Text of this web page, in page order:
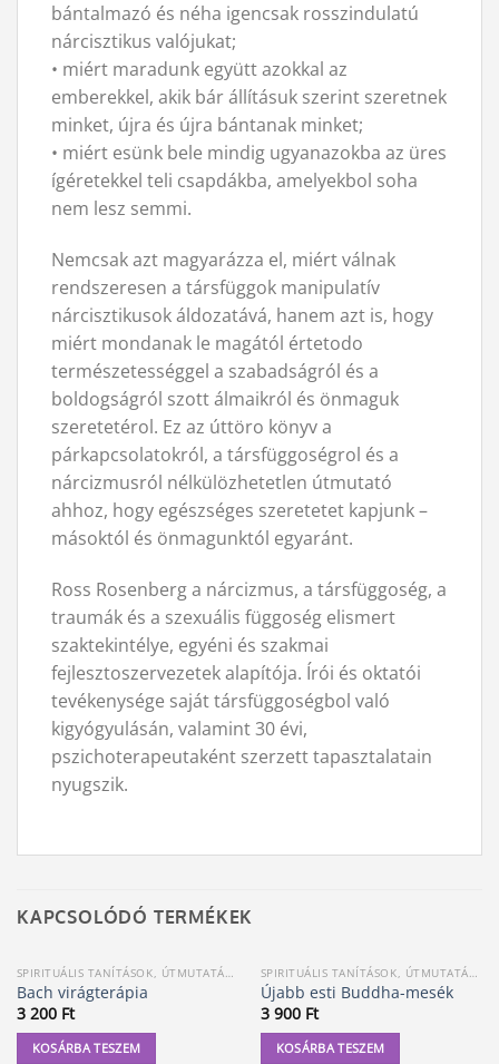
bántalmazó és néha igencsak rosszindulatú
nárcisztikus valójukat;
• miért maradunk együtt azokkal az
emberekkel, akik bár állításuk szerint szeretnek
minket, újra és újra bántanak minket;
• miért esünk bele mindig ugyanazokba az üres
ígéretekkel teli csapdákba, amelyekbol soha
nem lesz semmi.
Nemcsak azt magyarázza el, miért válnak
rendszeresen a társfüggok manipulatív
nárcisztikusok áldozatává, hanem azt is, hogy
miért mondanak le magától értetodo
természetességgel a szabadságról és a
boldogságról szott álmaikról és önmaguk
szeretetérol. Ez az úttöro könyv a
párkapcsolatokról, a társfüggoségrol és a
nárcizmusról nélkülözhetetlen útmutató
ahhoz, hogy egészséges szeretetet kapjunk –
másoktól és önmagunktól egyaránt.
Ross Rosenberg a nárcizmus, a társfüggoség, a
traumák és a szexuális függoség elismert
szaktekintélye, egyéni és szakmai
fejlesztoszervezetek alapítója. Írói és oktatói
tevékenysége saját társfüggoségbol való
kigyógyulásán, valamint 30 évi,
pszichoterapeutaként szerzett tapasztalatain
nyugszik.
KAPCSOLÓDÓ TERMÉKEK
SPIRITUÁLIS TANÍTÁSOK, ÚTMUTATÁSOK
Bach virágterápia
3 200 Ft
KOSÁRBA TESZEM
SPIRITUÁLIS TANÍTÁSOK, ÚTMUTATÁSOK
Újabb esti Buddha-mesék
3 900 Ft
KOSÁRBA TESZEM